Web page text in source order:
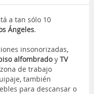
a tan sólo 10
Ángeles.
insonorizadas,
alfombradoy TV
de trabajo
también
para descansar o